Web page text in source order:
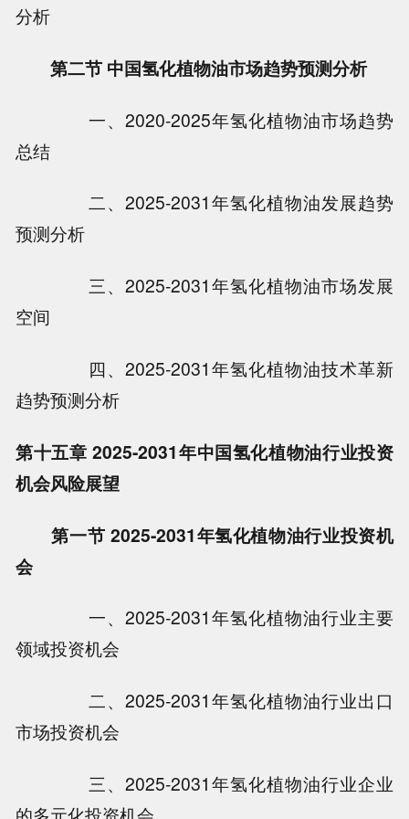
分析
第二节 中国氢化植物油市场趋势预测分析
一、2020-2025年氢化植物油市场趋势
总结
二、2025-2031年氢化植物油发展趋势
预测分析
三、2025-2031年氢化植物油市场发展
空间
四、2025-2031年氢化植物油技术革新
趋势预测分析
第十五章 2025-2031年中国氢化植物油行业投资
机会风险展望
第一节 2025-2031年氢化植物油行业投资机
会
一、2025-2031年氢化植物油行业主要
领域投资机会
二、2025-2031年氢化植物油行业出口
市场投资机会
三、2025-2031年氢化植物油行业企业